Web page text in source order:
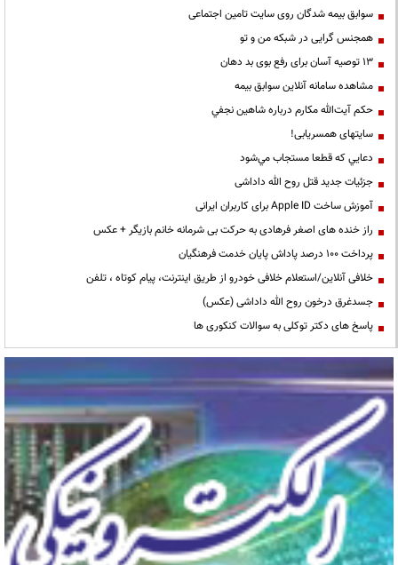
سوابق بیمه شدگان روی سایت تامین اجتماعی
همجنس گرایی در شبکه من و تو
13 توصیه آسان برای رفع بوی بد دهان
مشاهده سامانه آنلاين سوابق بیمه
حكم آيت‌الله مكارم درباره شاهين نجفي
سایتهای همسریابی!
دعايي كه قطعا مستجاب مي‌شود
جزئیات جدید قتل روح الله داداشی
آموزش ساخت Apple ID برای کاربران ایرانی
راز خنده های اصغر فرهادی به حرکت بی شرمانه خانم بازیگر + عکس
پرداخت ۱۰۰ درصد پاداش پایان خدمت فرهنگیان
خلافی آنلاین/استعلام خلافی خودرو از طریق اینترنت، پیام کوتاه ، تلفن
جسدغرق درخون روح الله داداشی (عکس)
پاسخ های دکتر توکلی به سوالات کنکوری ها